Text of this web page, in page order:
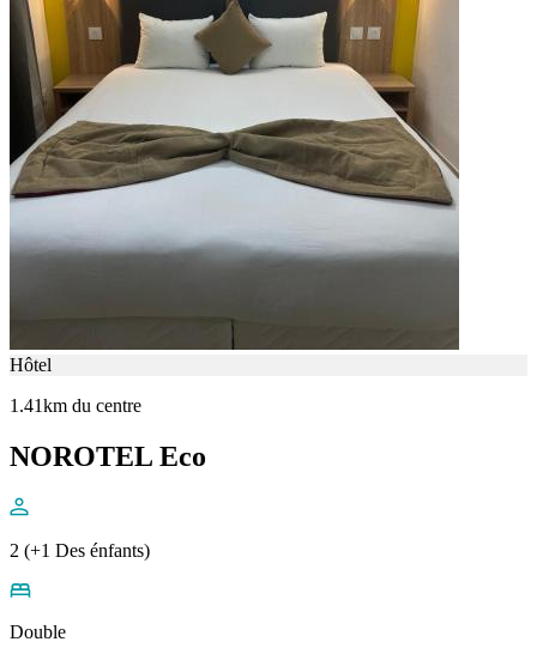
Hôtel
1.41km du centre
NOROTEL Eco
2 (+1 Des énfants)
Double